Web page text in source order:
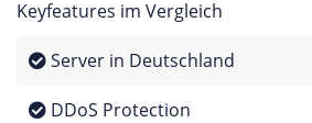
Keyfeatures im Vergleich
Server in Deutschland
DDoS Protection